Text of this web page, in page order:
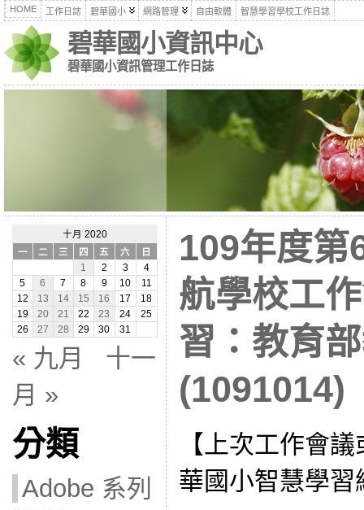
HOME 工作日誌 碧華國小 網路管理 自由軟體 智慧學習學校工作日誌
碧華國小資訊中心
碧華國小資訊管理工作日誌
十月 2020
一
二 三 四 五 六
日
1
2 3
4
5
6 7 8 9 10
11
12
13 14 15 16 17
18
19
20 21 22 23 24
25
26
27 28 29 30 31
« 九月
十一
月 »
分類
Adobe 系列
109年度第
航學校工
習：教育
(1091014)
【上次工作會
華國小智慧學習